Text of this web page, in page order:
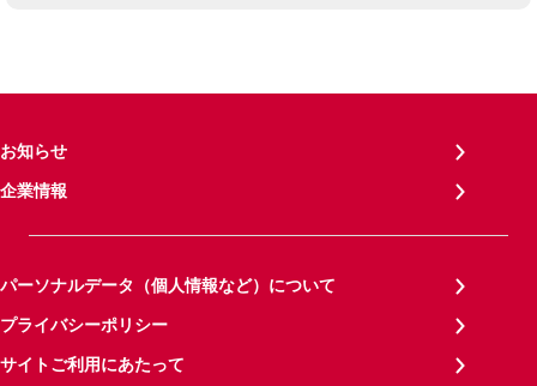
お知らせ
企業情報
パーソナルデータ（個人情報など）について
プライバシーポリシー
サイトご利用にあたって